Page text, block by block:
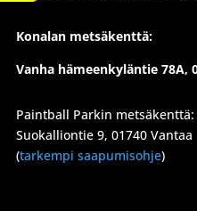
Konalan metsäkenttä:
Vanha hämeenkyläntie 78A,
Paintball Parkin metsäkenttä:
Suokalliontie 9, 01740 Vantaa
(tarkempi saapumisohje)